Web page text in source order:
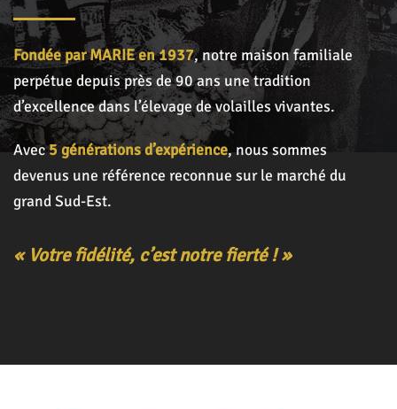
Fondée par MARIE en 1937, notre maison familiale
perpétue depuis près de 90 ans une tradition
d’excellence dans l’élevage de volailles vivantes.
Avec5 générations d’expérience, nous sommes
devenus une référence reconnue sur le marché du
grand Sud-Est.
« Votre fidélité, c’est notre fierté ! »